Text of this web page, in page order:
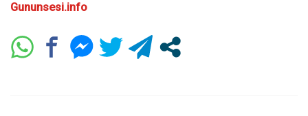
Gununsesi.info